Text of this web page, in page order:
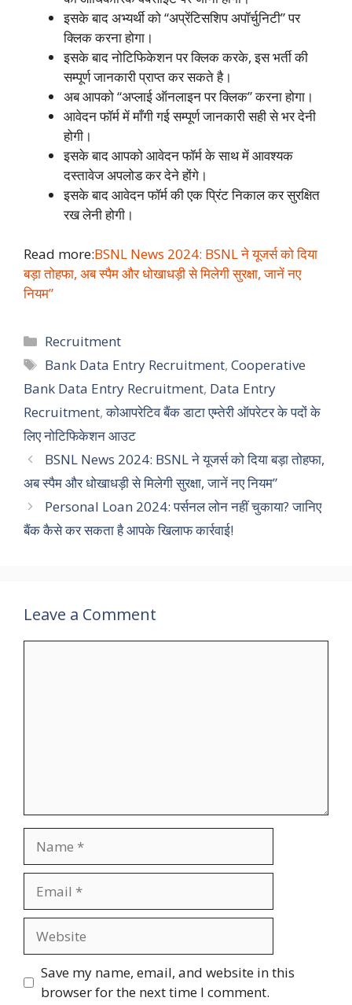
इसके बाद अभ्यर्थी को “अप्रेंटिसशिप अपॉर्चुनिटी” पर
क्लिक करना होगा।
इसके बाद नोटिफिकेशन पर क्लिक करके, इस भर्ती की
सम्पूर्ण जानकारी प्राप्त कर सकते है।
अब आपको “अप्लाई ऑनलाइन पर क्लिक” करना होगा।
आवेदन फॉर्म में माँगी गई सम्पूर्ण जानकारी सही से भर देनी
होगी।
इसके बाद आपको आवेदन फॉर्म के साथ में आवश्यक
दस्तावेज अपलोड कर देने होंगे।
इसके बाद आवेदन फॉर्म की एक प्रिंट निकाल कर सुरक्षित
रख लेनी होगी।
Read more:BSNL News 2024: BSNL ने यूजर्स को दिया
बड़ा तोहफा, अब स्पैम और धोखाधड़ी से मिलेगी सुरक्षा, जानें नए
नियम”
Categories
Recruitment
Tags
Bank Data Entry Recruitment,Cooperative
Bank Data Entry Recruitment, Data Entry
Recruitment,कोआपरेटिव बैंक डाटा एम्तेरी ऑपरेटर के पदों के
लिए नोटिफिकेशन आउट
BSNL News 2024: BSNL ने यूजर्स को दिया बड़ा तोहफा,
अब स्पैम और धोखाधड़ी से मिलेगी सुरक्षा, जानें नए नियम”
Personal Loan 2024: पर्सनल लोन नहीं चुकाया? जानिए
बैंक कैसे कर सकता है आपके खिलाफ कार्रवाई!
Leave a Comment
Save my name, email, and website in this
browser for the next time I comment.